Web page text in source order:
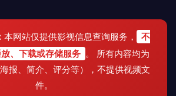
本网站仅提供影视信息查询服务，
不
、下载或存储服务 。 所有内容均为
报、简介、评分等），不提供视频文
件。